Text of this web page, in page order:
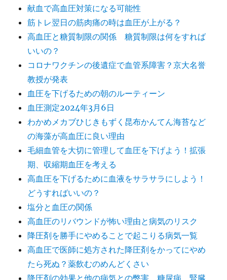
献血で高血圧対策になる可能性
筋トレ翌日の筋肉痛の時は血圧が上がる？
高血圧と糖質制限の関係 糖質制限は何をすれば
いいの？
コロナワクチンの後遺症で血管系障害？京大名誉
教授が発表
血圧を下げるための朝のルーティーン
血圧測定2024年3月6日
わかめメカブひじきもずく昆布かんてん海苔など
の海藻が高血圧に良い理由
毛細血管を大切に管理して血圧を下げよう！拡張
期、収縮期血圧を考える
高血圧を下げるために血液をサラサラにしよう！
どうすればいいの？
塩分と血圧の関係
高血圧のリバウンドが怖い理由と病気のリスク
降圧剤を勝手にやめることで起こりる病気一覧
高血圧で医師に処方された降圧剤をかってにやめ
たら死ぬ？薬飲むのめんどくさい